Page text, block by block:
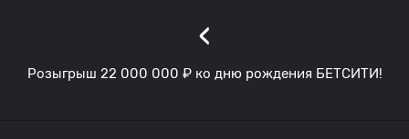
‹
Розыгрыш 22 000 000 ₽ ко дню рождения БЕТСИТИ!